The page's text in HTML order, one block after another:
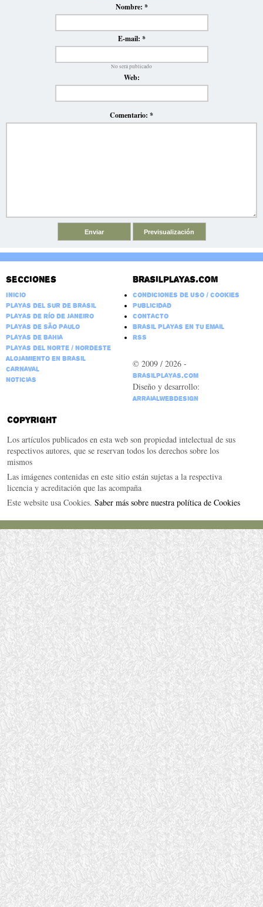
Nombre: *
E-mail: *
No será publicado
Web:
Comentario: *
Secciones
Inicio
Playas del Sur de Brasil
Playas de Río de Janeiro
Playas de São Paulo
Playas de Bahia
Playas del Norte / Nordeste
Alojamiento en Brasil
Carnaval
Noticias
Brasilplayas.com
Condiciones de Uso / Cookies
Publicidad
Contacto
Brasil Playas en tu email
RSS
© 2009 / 2026 -
BrasilPlayas.com
Diseño y desarrollo:
ArraialWebDesign
Copyright
Los artículos publicados en esta web son propiedad intelectual de sus
respectivos autores, que se reservan todos los derechos sobre los
mismos
Las imágenes contenidas en este sitio están sujetas a la respectiva
licencia y acreditación que las acompaña
Este website usa Cookies. Saber más sobre nuestra política de Cookies